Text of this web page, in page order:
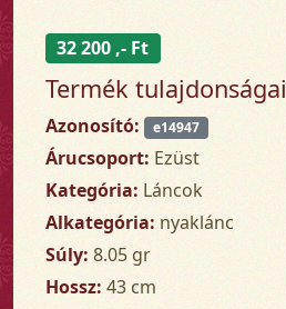
32 200 ,- Ft
Termék tulajdonságai
Azonosító: e14947
Árucsoport: Ezüst
Kategória: Láncok
Alkategória: nyaklánc
Súly: 8.05 gr
Hossz: 43 cm